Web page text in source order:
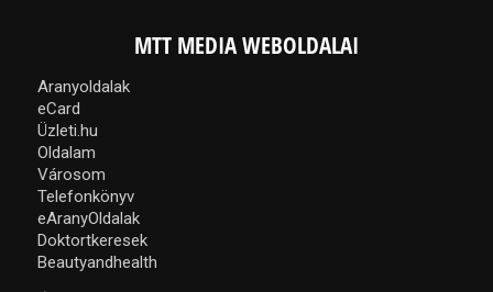
MTT MEDIA WEBOLDALAI
Aranyoldalak
eCard
Üzleti.hu
Oldalam
Városom
Telefonkönyv
eAranyOldalak
Doktortkeresek
Beautyandhealth